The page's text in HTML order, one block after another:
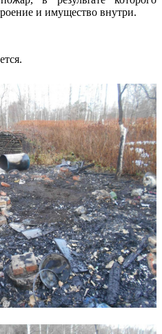
и имущество внутри.